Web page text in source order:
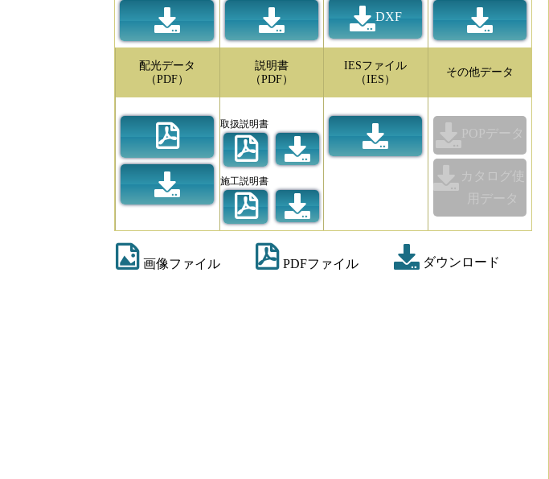
DXF
配光データ
（PDF）
説明書
（PDF）
取扱説明書
施工説明書
IESファイル
（IES）
その他データ
POPデータ
カタログ使
用データ
画像ファイル PDFファイル ダウンロード